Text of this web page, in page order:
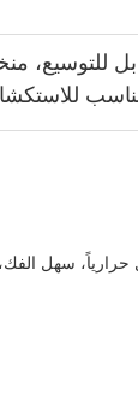
للتوسيع،
مناسب